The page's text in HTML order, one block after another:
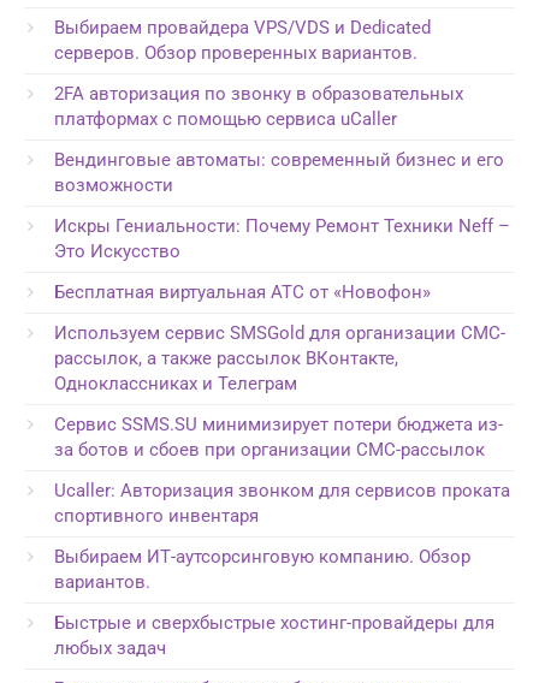
Выбираем провайдера VPS/VDS и Dedicated
серверов. Обзор проверенных вариантов.
2FA авторизация по звонку в образовательных
платформах с помощью сервиса uCaller
Вендинговые автоматы: современный бизнес и его
возможности
Искры Гениальности: Почему Ремонт Техники Neff –
Это Искусство
Бесплатная виртуальная АТС от «Новофон»
Используем сервис SMSGold для организации СМС-
рассылок, а также рассылок ВКонтакте,
Одноклассниках и Телеграм
Сервис SSMS.SU минимизирует потери бюджета из-
за ботов и сбоев при организации СМС-рассылок
Ucaller: Авторизация звонком для сервисов проката
спортивного инвентаря
Выбираем ИТ-аутсорсинговую компанию. Обзор
вариантов.
Быстрые и сверхбыстрые хостинг-провайдеры для
любых задач